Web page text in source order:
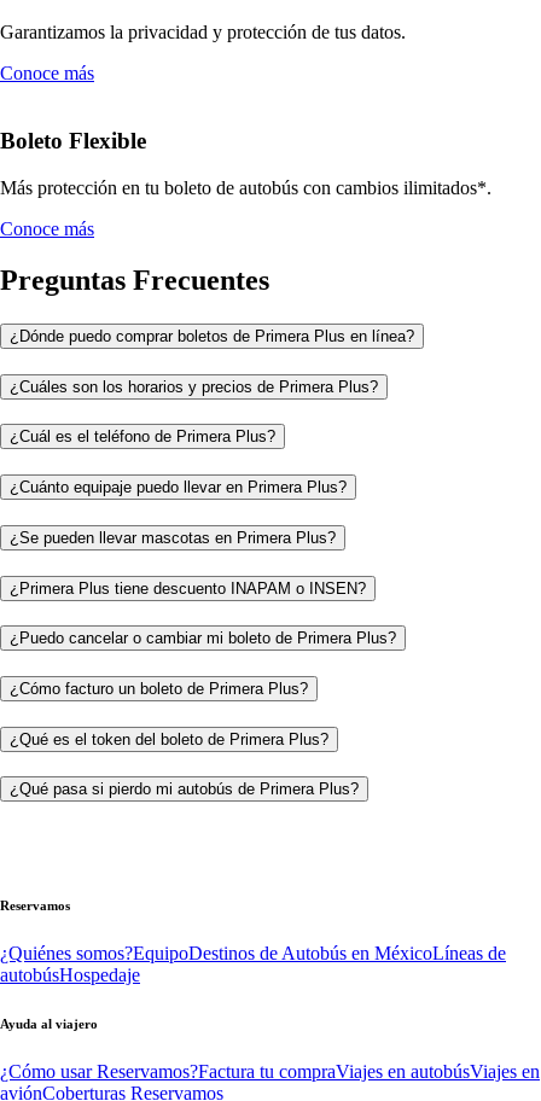
Garantizamos la privacidad y protección de tus datos.
Conoce más
Boleto Flexible
Más protección en tu boleto de autobús con cambios ilimitados*.
Conoce más
Preguntas Frecuentes
¿Dónde puedo comprar boletos de Primera Plus en línea?
¿Cuáles son los horarios y precios de Primera Plus?
¿Cuál es el teléfono de Primera Plus?
¿Cuánto equipaje puedo llevar en Primera Plus?
¿Se pueden llevar mascotas en Primera Plus?
¿Primera Plus tiene descuento INAPAM o INSEN?
¿Puedo cancelar o cambiar mi boleto de Primera Plus?
¿Cómo facturo un boleto de Primera Plus?
¿Qué es el token del boleto de Primera Plus?
¿Qué pasa si pierdo mi autobús de Primera Plus?
Reservamos
¿Quiénes somos?EquipoDestinos de Autobús en MéxicoLíneas de
autobúsHospedaje
Ayuda al viajero
¿Cómo usar Reservamos?Factura tu compraViajes en autobúsViajes en
aviónCoberturas Reservamos